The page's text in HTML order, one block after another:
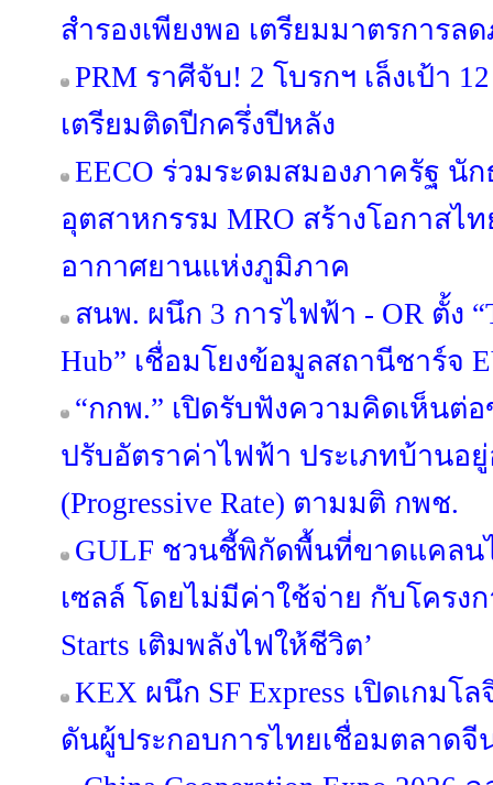
สำรองเพียงพอ เตรียมมาตรการล
PRM ราศีจับ! 2 โบรกฯ เล็งเป้า
เตรียมติดปีกครึ่งปีหลัง
EECO ร่วมระดมสมองภาครัฐ นั
อุตสาหกรรม MRO สร้างโอกาสไ
อากาศยานแห่งภูมิภาค
สนพ. ผนึก 3 การไฟฟ้า - OR ตั้ง
Hub” เชื่อมโยงข้อมูลสถานีชาร์จ
“กกพ.” เปิดรับฟังความคิดเห็นต่
ปรับอัตราค่าไฟฟ้า ประเภทบ้านอ
(Progressive Rate) ตามมติ กพช.
GULF ชวนชี้พิกัดพื้นที่ขาดแคลน
เซลล์ โดยไม่มีค่าใช้จ่าย กับโครงก
Starts เติมพลังไฟให้ชีวิต’
KEX ผนึก SF Express เปิดเกมโ
ดันผู้ประกอบการไทยเชื่อมตลาดจี